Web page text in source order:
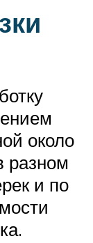
около
разном
и по